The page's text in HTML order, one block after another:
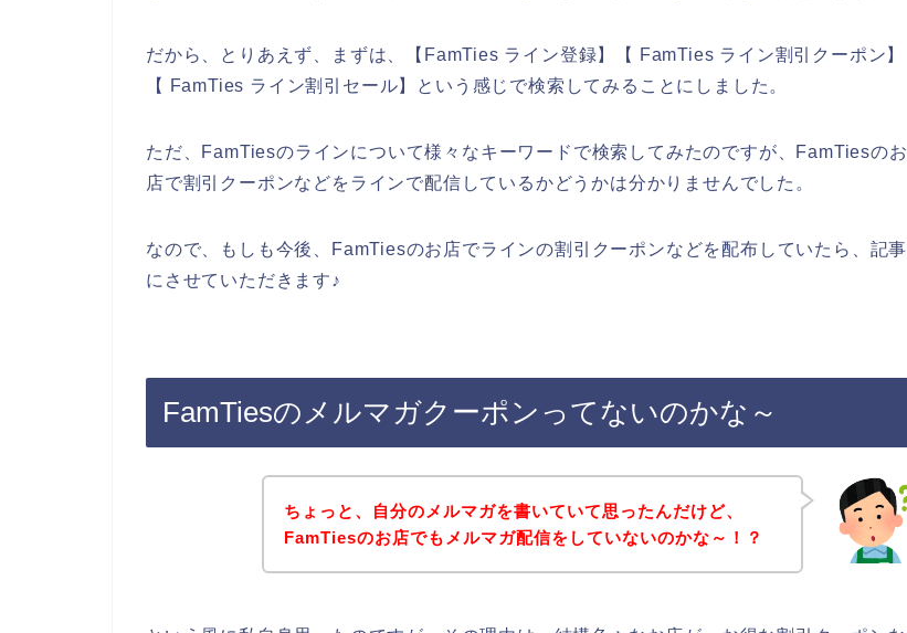
だから、とりあえず、まずは、【FamTies ライン登録】【 FamTies ライン割引クーポン】
【 FamTies ライン割引セール】という感じで検索してみることにしました。
ただ、FamTiesのラインについて様々なキーワードで検索してみたのですが、FamTiesのお
店で割引クーポンなどをラインで配信しているかどうかは分かりませんでした。
なので、もしも今後、FamTiesのお店でラインの割引クーポンなどを配布していたら、記事
にさせていただきます♪
FamTiesのメルマガクーポンってないのかな～
ちょっと、自分のメルマガを書いていて思ったんだけど、
FamTiesのお店でもメルマガ配信をしていないのかな～！？